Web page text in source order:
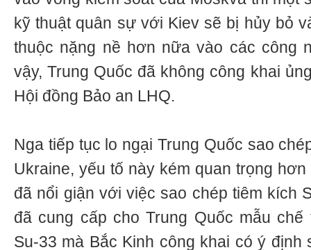
kỹ thuật quân sự với Kiev sẽ bị hủy bỏ
thuộc nặng nề hơn nữa vào các công
vậy, Trung Quốc đã không công khai
Hội đồng Bảo an LHQ.
Nga tiếp tục lo ngại Trung Quốc sao
Ukraine, yếu tố này kém quan trọng
đã nổi giận với việc sao chép tiêm kích
đã cung cấp cho Trung Quốc mẫu
Su-33 mà Bắc Kinh công khai có ý định